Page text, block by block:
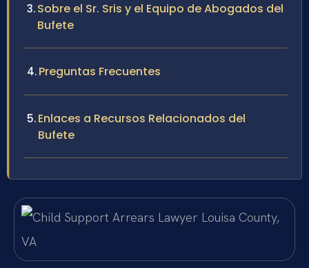
Sobre el Sr. Sris y el Equipo de Abogados del
Bufete
Preguntas Frecuentes
Enlaces a Recursos Relacionados del
Bufete